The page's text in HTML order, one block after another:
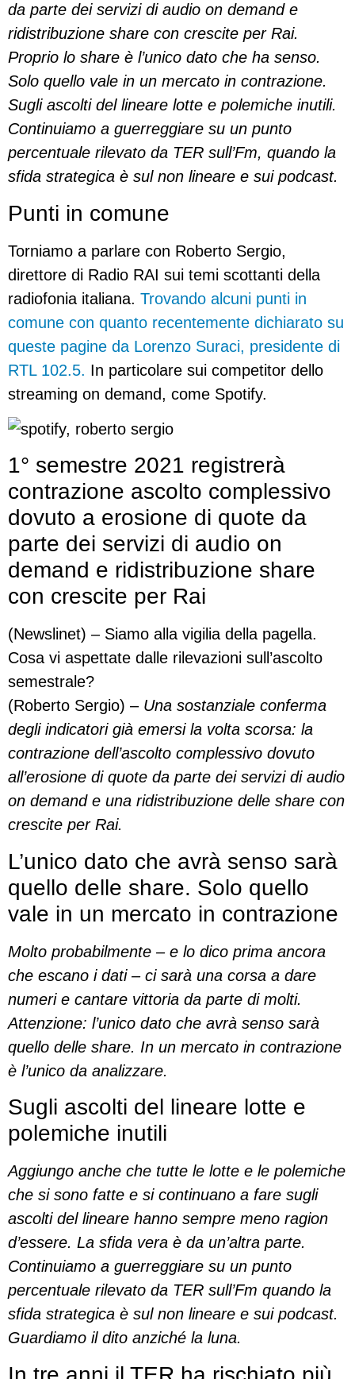
da parte dei servizi di audio on demand e
ridistribuzione share con crescite per Rai.
Proprio lo share è l’unico dato che ha senso.
Solo quello vale in un mercato in contrazione.
Sugli ascolti del lineare lotte e polemiche inutili.
Continuiamo a guerreggiare su un punto
percentuale rilevato da TER sull’Fm, quando la
sfida strategica è sul non lineare e sui podcast.
Punti in comune
Torniamo a parlare con Roberto Sergio,
direttore di Radio RAI sui temi scottanti della
radiofonia italiana. Trovando alcuni punti in
comune con quanto recentemente dichiarato su
queste pagine da Lorenzo Suraci, presidente di
RTL 102.5. In particolare sui competitor dello
streaming on demand, come Spotify.
1° semestre 2021 registrerà
contrazione ascolto complessivo
dovuto a erosione di quote da
parte dei servizi di audio on
demand e ridistribuzione share
con crescite per Rai
(Newslinet) – Siamo alla vigilia della pagella.
Cosa vi aspettate dalle rilevazioni sull’ascolto
semestrale?
(Roberto Sergio) – Una sostanziale conferma
degli indicatori già emersi la volta scorsa: la
contrazione dell’ascolto complessivo dovuto
all’erosione di quote da parte dei servizi di audio
on demand e una ridistribuzione delle share con
crescite per Rai.
L’unico dato che avrà senso sarà
quello delle share. Solo quello
vale in un mercato in contrazione
Molto probabilmente – e lo dico prima ancora
che escano i dati – ci sarà una corsa a dare
numeri e cantare vittoria da parte di molti.
Attenzione: l’unico dato che avrà senso sarà
quello delle share. In un mercato in contrazione
è l’unico da analizzare.
Sugli ascolti del lineare lotte e
polemiche inutili
Aggiungo anche che tutte le lotte e le polemiche
che si sono fatte e si continuano a fare sugli
ascolti del lineare hanno sempre meno ragion
d’essere. La sfida vera è da un’altra parte.
Continuiamo a guerreggiare su un punto
percentuale rilevato da TER sull’Fm quando la
sfida strategica è sul non lineare e sui podcast.
Guardiamo il dito anziché la luna.